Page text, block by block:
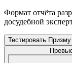
Формат отчёта
досудебной
Тестировать Призму